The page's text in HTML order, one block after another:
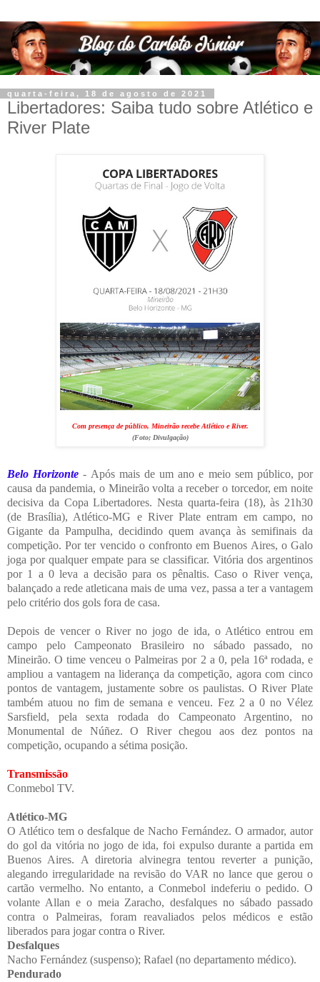
quarta-feira, 18 de agosto de 2021
Libertadores: Saiba tudo sobre Atlético e
River Plate
Com presença de público, Mineirão recebe Atlético e River.
(Foto; Divulgação)
Belo Horizonte - Após mais de um ano e meio sem público, por
causa da pandemia, o Mineirão volta a receber o torcedor, em noite
decisiva da Copa Libertadores. Nesta quarta-feira (18), às 21h30
(de Brasília), Atlético-MG e River Plate entram em campo, no
Gigante da Pampulha, decidindo quem avança às semifinais da
competição.Por ter vencido o confronto em Buenos Aires, o Galo
joga por qualquer empate para se classificar. Vitória dos argentinos
por 1 a 0 leva a decisão para os pênaltis. Caso o River vença,
balançado a rede atleticana mais de uma vez, passa a ter a vantagem
pelo critério dos gols fora de casa.
Depois de vencer o River no jogo de ida, o Atlético entrou em
campo pelo Campeonato Brasileiro no sábado passado, no
Mineirão. O time venceu o Palmeiras por 2 a 0, pela 16ª rodada, e
ampliou a vantagem na liderança da competição, agora com cinco
pontos de vantagem, justamente sobre os paulistas. O River Plate
também atuou no fim de semana e venceu. Fez 2 a 0 no Vélez
Sarsfield, pela sexta rodada do Campeonato Argentino, no
Monumental de Núñez. O River chegou aos dez pontos na
competição, ocupando a sétima posição.
Transmissão
Conmebol TV.
Atlético-MG
O Atlético tem o desfalque de Nacho Fernández. O armador, autor
do gol da vitória no jogo de ida, foi expulso durante a partida em
Buenos Aires. A diretoria alvinegra tentou reverter a punição,
alegando irregularidade na revisão do VAR no lance que gerou o
cartão vermelho. No entanto, a Conmebol indeferiu o pedido. O
volante Allan e o meia Zaracho, desfalques no sábado passado
contra o Palmeiras, foram reavaliados pelos médicos e estão
liberados para jogar contra o River.
Desfalques
Nacho Fernández (suspenso); Rafael (no departamento médico).
Pendurado